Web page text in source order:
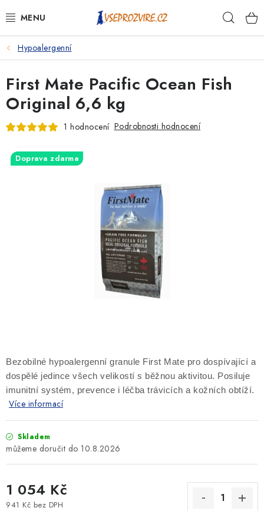
na
PSI
KOČKY
KONĚ
KRÁLÍCI/HLODAVCI/PTÁCI
Hypoalergenní
Bezobilné hypoalergenní granule First Mate pro dospívající a
dospělé jedince všech velikostí s běžnou aktivitou. Posiluje
imunitní systém, prevence i léčba trávicích a kožních obtíží.
Více informací
Skladem
10.8.2026
1 054 Kč
941 Kč bez DPH
First Mate Pacific Ocean Fish
Original 6,6 kg
1 hodnocení Podrobnosti hodnocení
Doprava zdarma